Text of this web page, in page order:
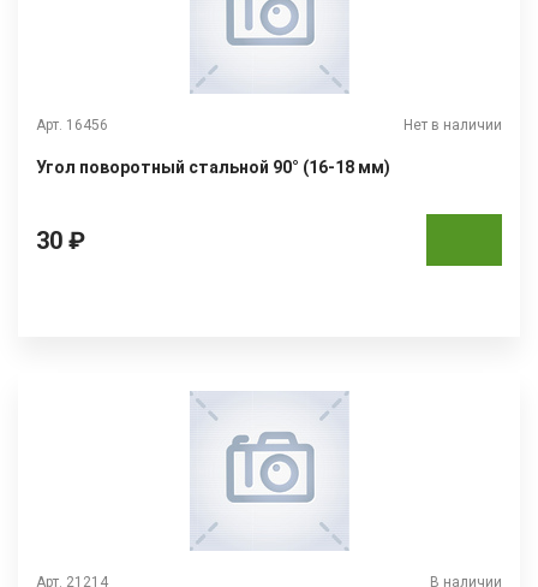
Арт. 16456 Нет в наличии
Угол поворотный стальной 90° (16-18 мм)
30 ₽
Арт. 21214 В наличии